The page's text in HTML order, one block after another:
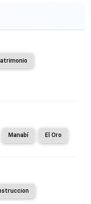
Manabí El Oro